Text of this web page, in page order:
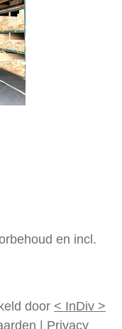
en incl.
door < InDiv >
Privacy